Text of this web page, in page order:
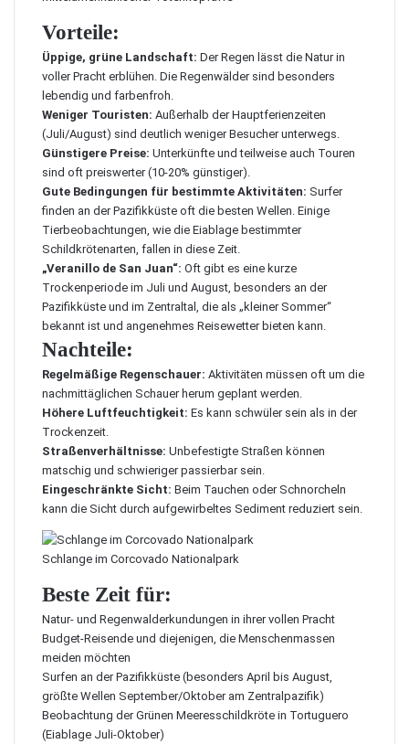
Vorteile:
Üppige, grüne Landschaft: Der Regen lässt die Natur in
voller Pracht erblühen. Die Regenwälder sind besonders
lebendig und farbenfroh.
Weniger Touristen: Außerhalb der Hauptferienzeiten
(Juli/August) sind deutlich weniger Besucher unterwegs.
Günstigere Preise: Unterkünfte und teilweise auch Touren
sind oft preiswerter (10-20% günstiger).
Gute Bedingungen für bestimmte Aktivitäten: Surfer
finden an der Pazifikküste oft die besten Wellen. Einige
Tierbeobachtungen, wie die Eiablage bestimmter
Schildkrötenarten, fallen in diese Zeit.
„Veranillo de San Juan“: Oft gibt es eine kurze
Trockenperiode im Juli und August, besonders an der
Pazifikküste und im Zentraltal, die als „kleiner Sommer“
bekannt ist und angenehmes Reisewetter bieten kann.
Nachteile:
Regelmäßige Regenschauer: Aktivitäten müssen oft um die
nachmittäglichen Schauer herum geplant werden.
Höhere Luftfeuchtigkeit: Es kann schwüler sein als in der
Trockenzeit.
Straßenverhältnisse: Unbefestigte Straßen können
matschig und schwieriger passierbar sein.
Eingeschränkte Sicht: Beim Tauchen oder Schnorcheln
kann die Sicht durch aufgewirbeltes Sediment reduziert sein.
Schlange im Corcovado Nationalpark
Beste Zeit für:
Natur- und Regenwalderkundungen in ihrer vollen Pracht
Budget-Reisende und diejenigen, die Menschenmassen
meiden möchten
Surfen an der Pazifikküste (besonders April bis August,
größte Wellen September/Oktober am Zentralpazifik)
Beobachtung der Grünen Meeresschildkröte in Tortuguero
(Eiablage Juli-Oktober)